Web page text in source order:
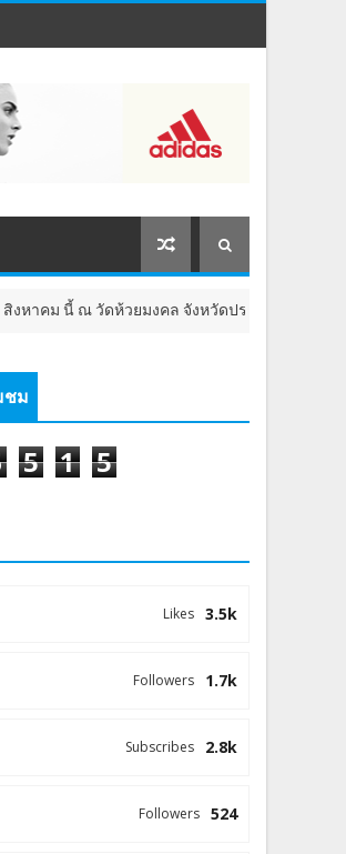
วัดห้วยมงคล จังหวัดประจวบคีรีขันธ์
ชม
5 1 5
3.5k
Likes
1.7k
Followers
2.8k
Subscribes
524
Followers